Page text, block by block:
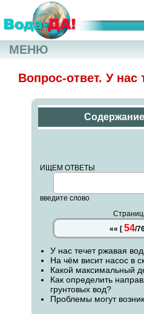
Вопрос-ответ. У нас
ИЩЕМ ОТВЕТЫ
введите слово
«« [ 54/
У нас течет ржавая
На чём висит насос в
Какой максимальный
Как определить
грунтовых вод?
Проблемы могут
МЕНЮ